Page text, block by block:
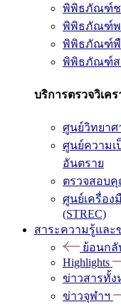
พิพิธภัณฑ์ช
พิพิธภัณฑ์พ
พิพิธภัณฑ์พื
พิพิธภัณฑ์ส
บริการตรวจวิเค
ศูนย์วิทยาศ
ศูนย์ความเ
อันตราย
ตรวจสอบ
ศูนย์เครื่อง
(STREC)
สาระความรู้และ
ย้อนกลั
Highlights
ข่าวสารทั้ง
ข่าวจุฬาฯ